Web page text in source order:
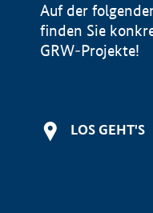
Auf der
finden Sie
GRW-Projekte!
LOS GEHT'S